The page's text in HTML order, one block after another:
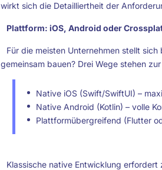
wirkt sich die Detailliertheit der
Plattform: iOS, Android oder
Für die meisten Unternehmen stellt
gemeinsam bauen? Drei Wege stehen zur
Native iOS (Swift/SwiftUI) –
Native Android (Kotlin) – volle
Plattformübergreifend (Flutter
Klassische native Entwicklung